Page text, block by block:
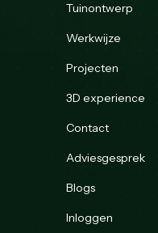
Tuinontwerp
Werkwijze
Projecten
3D experience
Contact
Adviesgesprek
Blogs
Inloggen